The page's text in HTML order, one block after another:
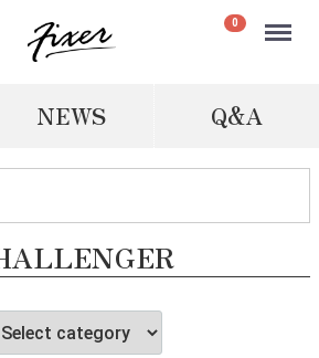
0 Menu
NEWS Q&A